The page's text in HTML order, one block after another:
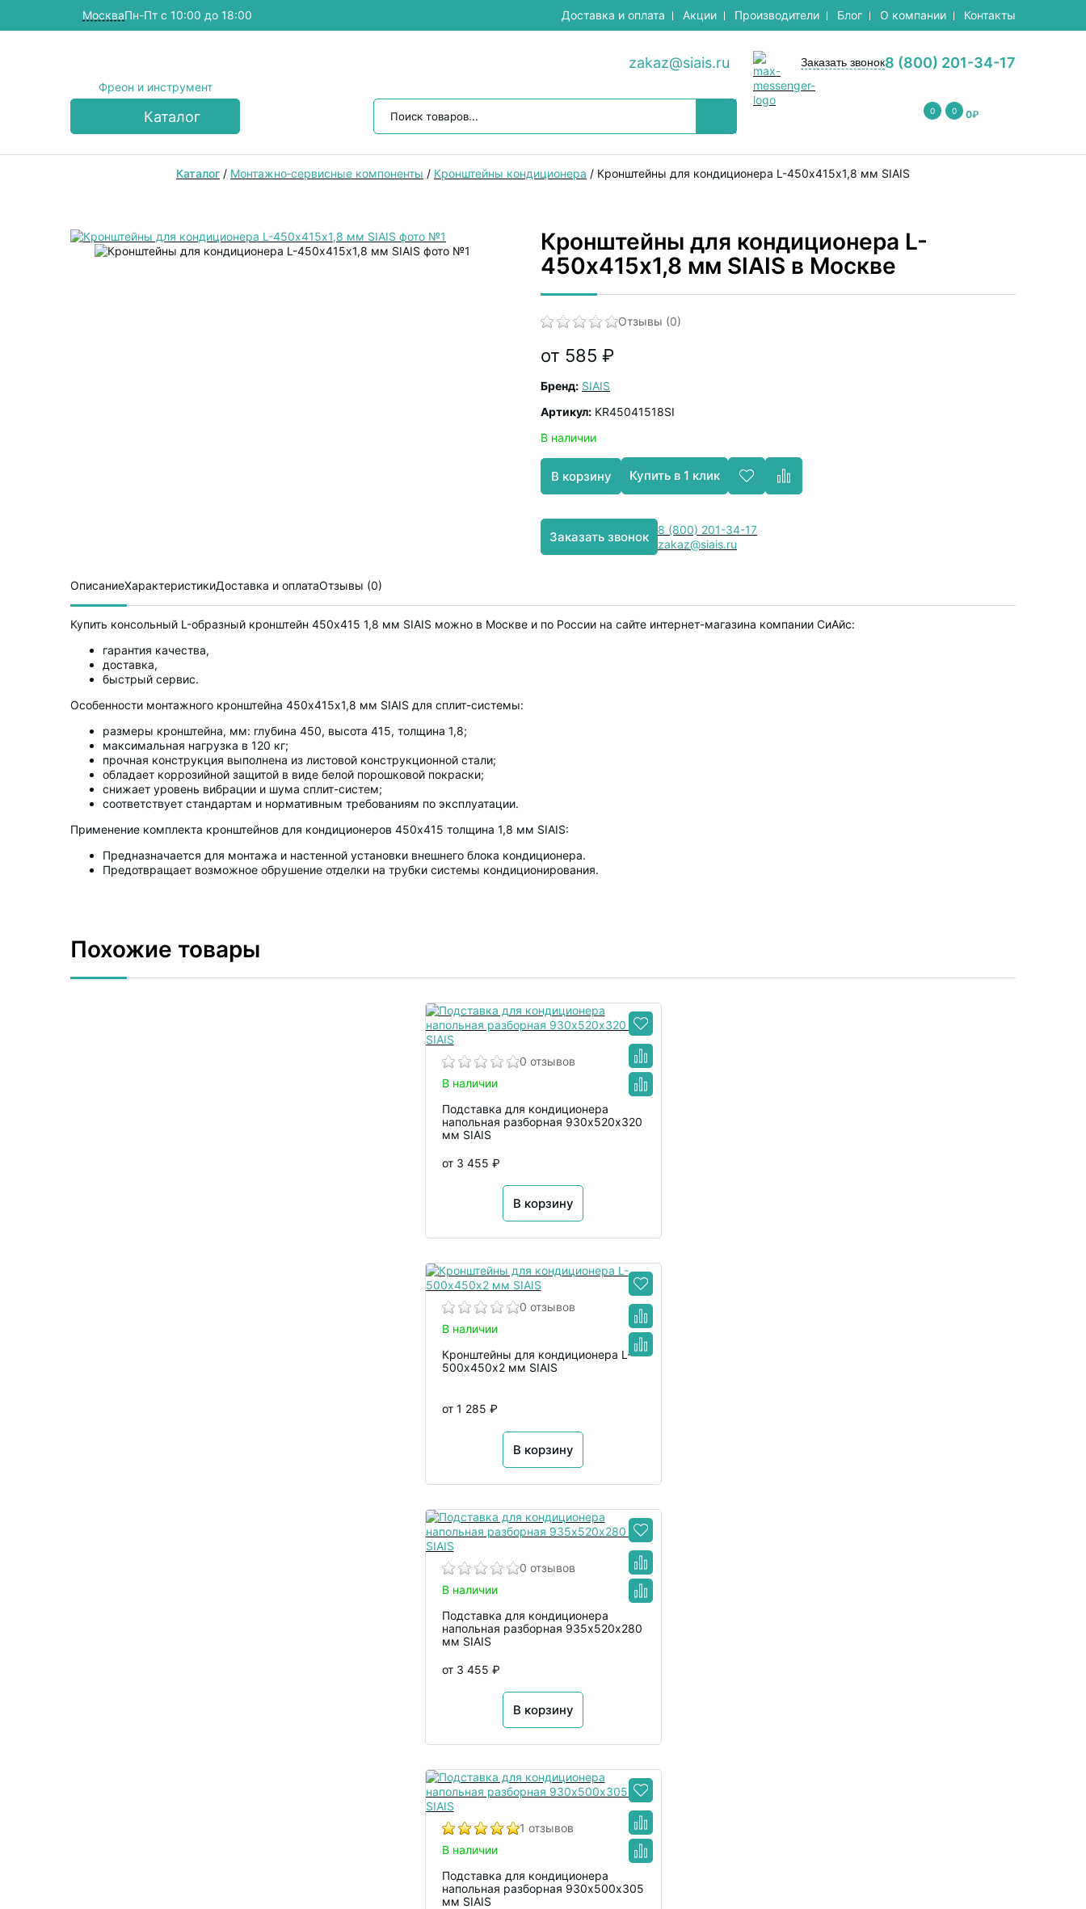
МоскваПн-Пт с 10:00 до 18:00 Доставка и оплата Акции Производители Блог О компании Контакты
Фреон и инструмент
zakaz@siais.ru 8 (800) 201-34-17
Заказать звонок
Каталог 0 0 0₽
Каталог / Монтажно‑сервисные компоненты / Кронштейны кондиционера / Кронштейны для кондиционера L-450х415х1,8 мм SIAIS
Кронштейны для кондиционера L-
450х415х1,8 мм SIAIS в Москве
Отзывы (0)
от 585 ₽
Бренд: SIAIS
Артикул: KR45041518SI
В наличии
В корзину Купить в 1 клик
Заказать звонок
8 (800) 201-34-17
zakaz@siais.ru
ОписаниеХарактеристикиДоставка и оплатаОтзывы (0)
Купить консольный L-образный кронштейн 450х415 1,8 мм SIAIS можно в Москве и по России на сайте интернет-магазина компании СиАйс:
гарантия качества,
доставка,
быстрый сервис.
Особенности монтажного кронштейна 450х415х1,8 мм SIAIS для сплит-системы:
размеры кронштейна, мм: глубина 450, высота 415, толщина 1,8;
максимальная нагрузка в 120 кг;
прочная конструкция выполнена из листовой конструкционной стали;
обладает коррозийной защитой в виде белой порошковой покраски;
снижает уровень вибрации и шума сплит-систем;
соответствует стандартам и нормативным требованиям по эксплуатации.
Применение комплекта кронштейнов для кондиционеров 450х415 толщина 1,8 мм SIAIS:
Предназначается для монтажа и настенной установки внешнего блока кондиционера.
Предотвращает возможное обрушение отделки на трубки системы кондиционирования.
Похожие товары
0 отзывов
В наличии
Подставка для кондиционера
напольная разборная 930х520х320
мм SIAIS
от 3 455 ₽
В корзину
0 отзывов
В наличии
Кронштейны для кондиционера L-
500х450х2 мм SIAIS
от 1 285 ₽
В корзину
0 отзывов
В наличии
Подставка для кондиционера
напольная разборная 935х520х280
мм SIAIS
от 3 455 ₽
В корзину
1 отзывов
В наличии
Подставка для кондиционера
напольная разборная 930х500х305
мм SIAIS